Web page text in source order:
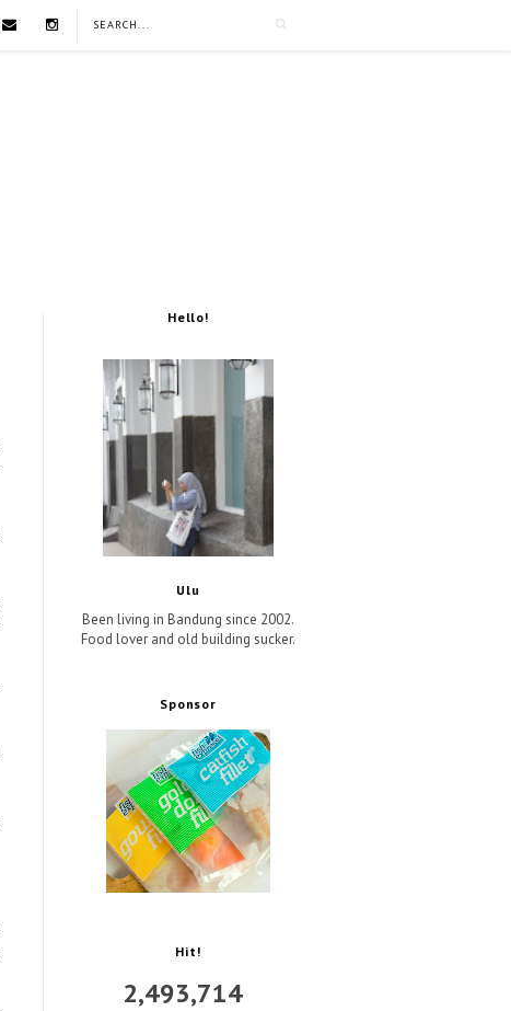
Hello!
Ulu
Been living in Bandung since 2002.
Food lover and old building sucker.
Sponsor
Hit!
2,493,714